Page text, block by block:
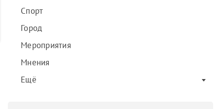
Спорт
Город
Мероприятия
Мнения
Ещё